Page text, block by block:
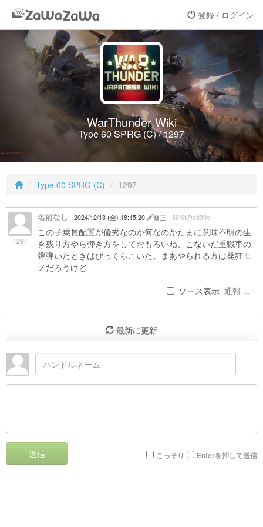
登録 / ログイン
WarThunder Wiki
Type 60 SPRG (C) / 1297
Type 60 SPRG (C) 1297
1297
名前なし 2024/12/13 (金) 18:15:20 修正 36f6f@dd39c
この子乗員配置が優秀なのか何なのかたまに意味不明の生
き残り方やら弾き方をしておもろいね、こないだ重戦車の
弾弾いたときはびっくらこいた。まあやられる方は発狂モ
ノだろうけど
ソース表示 通報 ...
最新に更新
送信 こっそり Enterを押して送信